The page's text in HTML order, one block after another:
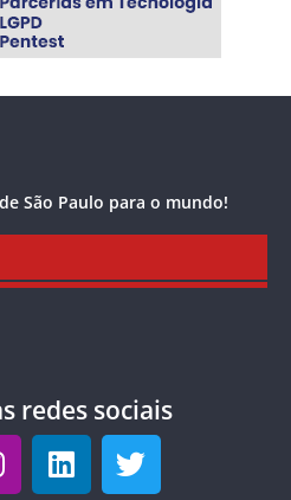
São Paulo para o mundo!
redes sociais